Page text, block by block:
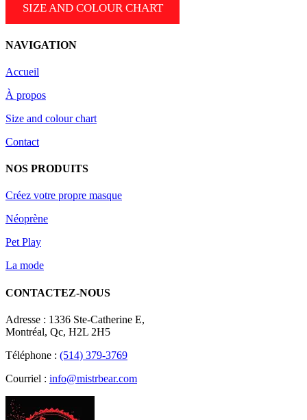
SIZE AND COLOUR CHART
NAVIGATION
Accueil
À propos
Size and colour chart
Contact
NOS PRODUITS
Créez votre propre masque
Néoprène
Pet Play
La mode
CONTACTEZ-NOUS
Adresse : 1336 Ste-Catherine E,
Montréal, Qc, H2L 2H5
Téléphone : (514) 379-3769
Courriel : info@mistrbear.com